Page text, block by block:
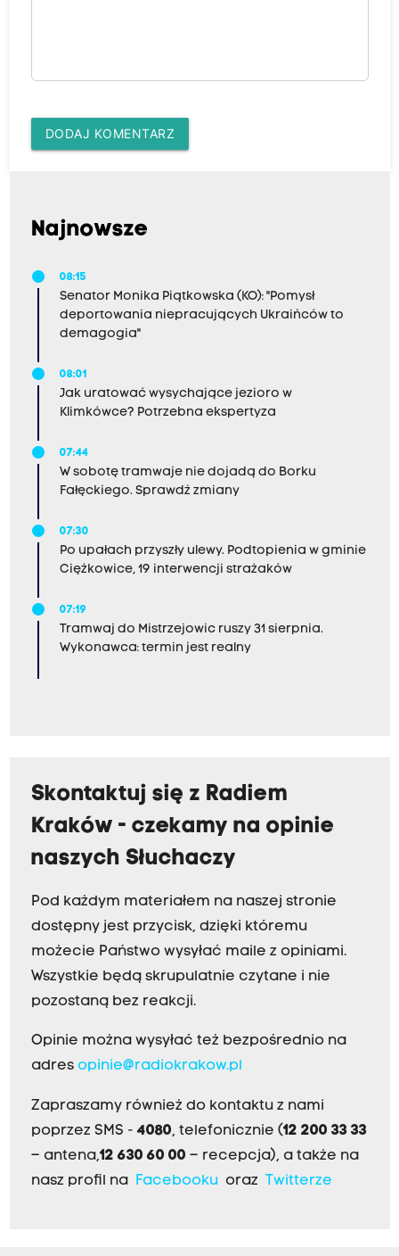
DODAJ KOMENTARZ
Najnowsze
08:15
Senator Monika Piątkowska (KO): "Pomysł
deportowania niepracujących Ukraińców to
demagogia"
08:01
Jak uratować wysychające jezioro w
Klimkówce? Potrzebna ekspertyza
07:44
W sobotę tramwaje nie dojadą do Borku
Fałęckiego. Sprawdź zmiany
07:30
Po upałach przyszły ulewy. Podtopienia w gminie
Ciężkowice, 19 interwencji strażaków
07:19
Tramwaj do Mistrzejowic ruszy 31 sierpnia.
Wykonawca: termin jest realny
Skontaktuj się z Radiem
Kraków - czekamy na opinie
naszych Słuchaczy
Pod każdym materiałem na naszej stronie
dostępny jest przycisk, dzięki któremu
możecie Państwo wysyłać maile z opiniami.
Wszystkie będą skrupulatnie czytane i nie
pozostaną bez reakcji.
Opinie można wysyłać też bezpośrednio na
adres opinie@radiokrakow.pl
Zapraszamy również do kontaktu z nami
poprzez SMS - 4080, telefonicznie (12 200 33 33
– antena,12 630 60 00 – recepcja), a także na
nasz profil na
Facebookuoraz Twitterze